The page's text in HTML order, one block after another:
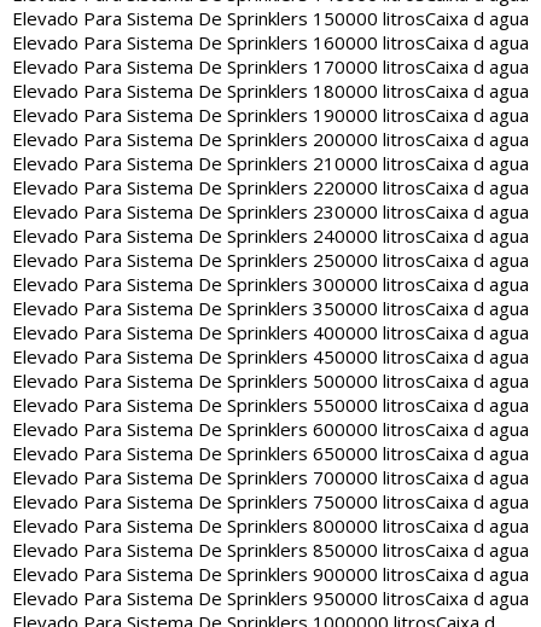
Elevado Para Sistema De Sprinklers 150000 litrosCaixa d agua
Elevado Para Sistema De Sprinklers 160000 litrosCaixa d agua
Elevado Para Sistema De Sprinklers 170000 litrosCaixa d agua
Elevado Para Sistema De Sprinklers 180000 litrosCaixa d agua
Elevado Para Sistema De Sprinklers 190000 litrosCaixa d agua
Elevado Para Sistema De Sprinklers 200000 litrosCaixa d agua
Elevado Para Sistema De Sprinklers 210000 litrosCaixa d agua
Elevado Para Sistema De Sprinklers 220000 litrosCaixa d agua
Elevado Para Sistema De Sprinklers 230000 litrosCaixa d agua
Elevado Para Sistema De Sprinklers 240000 litrosCaixa d agua
Elevado Para Sistema De Sprinklers 250000 litrosCaixa d agua
Elevado Para Sistema De Sprinklers 300000 litrosCaixa d agua
Elevado Para Sistema De Sprinklers 350000 litrosCaixa d agua
Elevado Para Sistema De Sprinklers 400000 litrosCaixa d agua
Elevado Para Sistema De Sprinklers 450000 litrosCaixa d agua
Elevado Para Sistema De Sprinklers 500000 litrosCaixa d agua
Elevado Para Sistema De Sprinklers 550000 litrosCaixa d agua
Elevado Para Sistema De Sprinklers 600000 litrosCaixa d agua
Elevado Para Sistema De Sprinklers 650000 litrosCaixa d agua
Elevado Para Sistema De Sprinklers 700000 litrosCaixa d agua
Elevado Para Sistema De Sprinklers 750000 litrosCaixa d agua
Elevado Para Sistema De Sprinklers 800000 litrosCaixa d agua
Elevado Para Sistema De Sprinklers 850000 litrosCaixa d agua
Elevado Para Sistema De Sprinklers 900000 litrosCaixa d agua
Elevado Para Sistema De Sprinklers 950000 litrosCaixa d agua